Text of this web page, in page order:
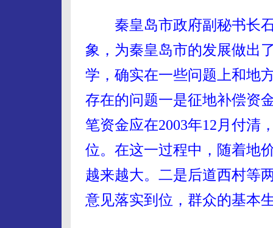
秦皇岛市政府副秘书长
象，为秦皇岛市的发展做出
学，确实在一些问题上和地
存在的问题一是征地补偿资
笔资金应在2003年12月付清
位。在这一过程中，随着地
越来越大。二是后道西村等
意见落实到位，群众的基本